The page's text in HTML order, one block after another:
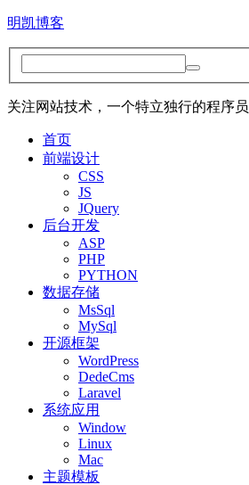
明凯博客
关注网站技术，一个特立独行的程序员
首页
前端设计
CSS
JS
JQuery
后台开发
ASP
PHP
PYTHON
数据存储
MsSql
MySql
开源框架
WordPress
DedeCms
Laravel
系统应用
Window
Linux
Mac
主题模板